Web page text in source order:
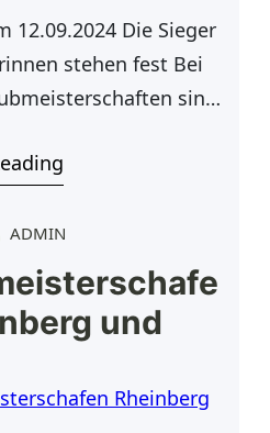
12.09.2024 Die Sieger
stehen fest Bei
sind
die folgenden
Platz Kevin
Maly Herren Doppel
Lucas Neukirch /
Rauchel /
Mixed 1. Platz2.
Gaßling / Kevin
ADMIN
und